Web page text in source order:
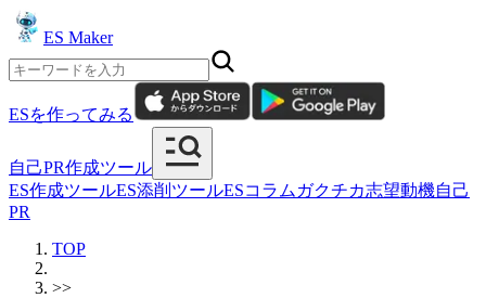
ES Maker
ESを作ってみる
自己PR作成ツール
ES作成ツールES添削ツールESコラム ガクチカ志望動機自己
PR
TOP
>>